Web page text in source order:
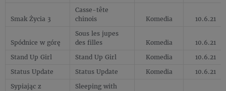
Smak Życia 3
Casse-tête
chinois
Komedia 10.6.21
Spódnice w górę
Sous les jupes
des filles
Komedia
10.6.21
Stand Up Girl
Stand Up Girl Komedia
10.6.21
Status Update
Status Update Komedia
10.6.21
Sypiając z
Sleeping with